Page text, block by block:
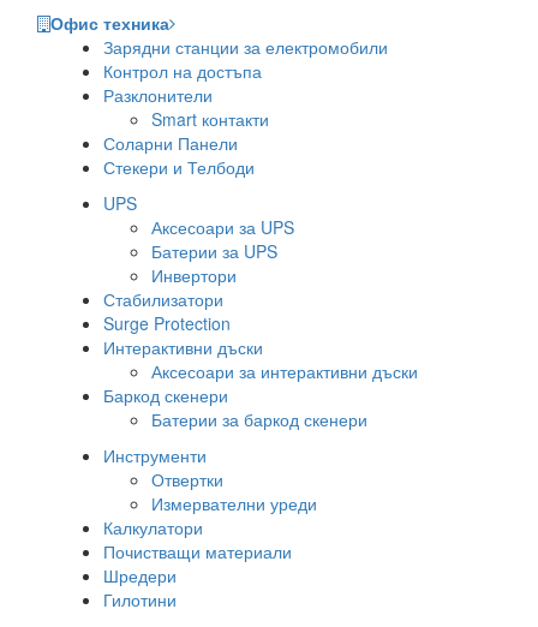
Офис техника
Зарядни станции за електромобили
Контрол на достъпа
Разклонители
Smart контакти
Соларни Панели
Стекери и Телбоди
UPS
Аксесоари за UPS
Батерии за UPS
Инвертори
Стабилизатори
Surge Protection
Интерактивни дъски
Аксесоари за интерактивни дъски
Баркод скенери
Батерии за баркод скенери
Инструменти
Отвертки
Измервателни уреди
Калкулатори
Почистващи материали
Шредери
Гилотини